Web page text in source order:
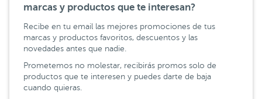
marcas y productos que te interesan?
Recibe en tu email las mejores promociones de tus
marcas y productos favoritos, descuentos y las
novedades antes que nadie.
Prometemos no molestar, recibirás promos solo de
productos que te interesen y puedes darte de baja
cuando quieras.